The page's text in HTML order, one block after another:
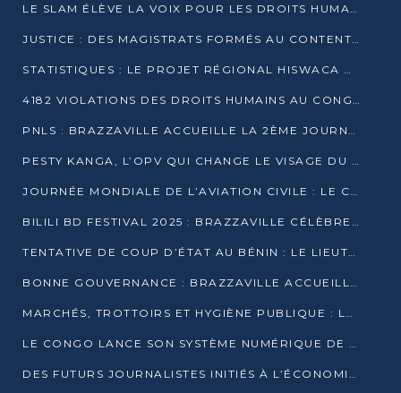
LE SLAM ÉLÈVE LA VOIX POUR LES DROITS HUMAINS À BRAZZAVILLE
JUSTICE : DES MAGISTRATS FORMÉS AU CONTENTIEUX DE LA PROPRIÉTÉ INTELLECTUELLE
STATISTIQUES : LE PROJET RÉGIONAL HISWACA OFFICIELLEMENT LANCÉ AU CONGO
4182 VIOLATIONS DES DROITS HUMAINS AU CONGO EN 2025 SELON LE CAD
PNLS : BRAZZAVILLE ACCUEILLE LA 2ÈME JOURNÉE SCIENTIFIQUE SUR LE VIH/SIDA
PESTY KANGA, L’OPV QUI CHANGE LE VISAGE DU REPORTAGE AU CONGO
JOURNÉE MONDIALE DE L’AVIATION CIVILE : LE CONGO MISE SUR L’INNOVATION ET LA SÉCURITÉ
BILILI BD FESTIVAL 2025 : BRAZZAVILLE CÉLÈBRE DIX ANS DE CRÉATION GRAPHIQUE AFRICAINE
TENTATIVE DE COUP D’ÉTAT AU BÉNIN : LE LIEUTENANT-COLONEL TIGRI S’AUTOPROCLAME CHEF D’UN COMITÉ MILITAIRE
BONNE GOUVERNANCE : BRAZZAVILLE ACCUEILLE LES PREMIÈRES JOURNÉES CONGOLAISES DE L’ÉVALUATION
MARCHÉS, TROTTOIRS ET HYGIÈNE PUBLIQUE : LE GOUVERNEMENT DURCIT LE TON
LE CONGO LANCE SON SYSTÈME NUMÉRIQUE DE VÉRIFICATION DU BOIS
DES FUTURS JOURNALISTES INITIÉS À L’ÉCONOMIE BLEUE DURABLE